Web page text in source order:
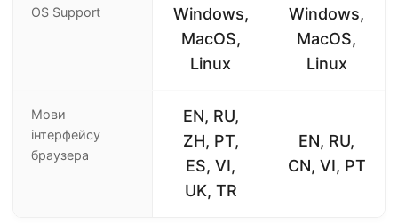
OS Support
Windows,
MacOS,
Linux
Windows,
MacOS,
Linux
Мови
інтерфейсу
браузера
EN, RU,
ZH, PT,
ES, VI,
UK, TR
EN, RU,
CN, VI, PT